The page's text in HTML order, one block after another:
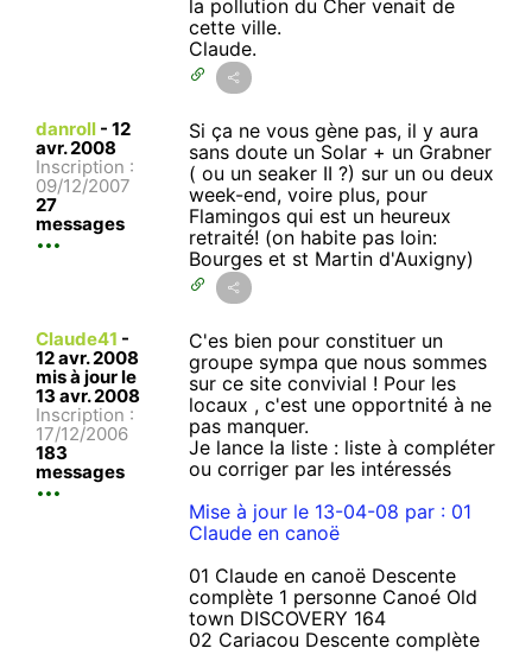
la pollution du Cher venait de
cette ville.
Claude.
danroll - 12
avr. 2008
Inscription :
09/12/2007
27
messages
Si ça ne vous gène pas, il y aura
sans doute un Solar + un Grabner
( ou un seaker II ?) sur un ou deux
week-end, voire plus, pour
Flamingos qui est un heureux
retraité! (on habite pas loin:
Bourges et st Martin d'Auxigny)
Claude41 -
12 avr. 2008
mis à jour le
13 avr. 2008
Inscription :
17/12/2006
183
messages
C'es bien pour constituer un
groupe sympa que nous sommes
sur ce site convivial ! Pour les
locaux , c'est une opportnité à ne
pas manquer.
Je lance la liste : liste à compléter
ou corriger par les intéressés
Mise à jour le 13-04-08 par : 01
Claude en canoë
01 Claude en canoë Descente
complète 1 personne Canoé Old
town DISCOVERY 164
02 Cariacou Descente complète